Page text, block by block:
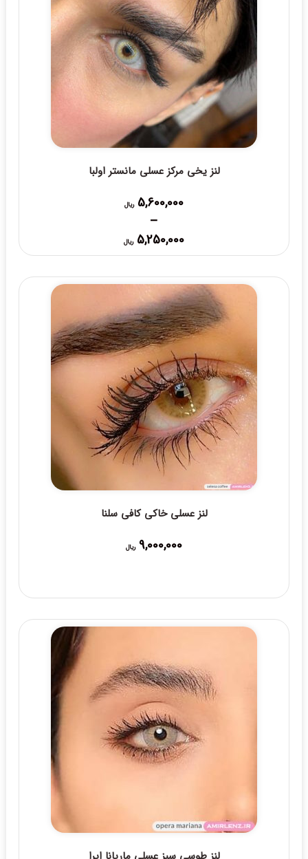
لنز یخی مرکز عسلی مانستر اولبا
5,600,000 ریال
–
5,250,000 ریال
Price
range:
through
5,600,000 ریال
لنز عسلی خاکی کافی سلنا
9,000,000 ریال